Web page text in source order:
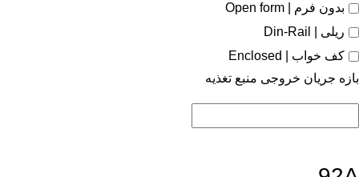
بدون فرم | Open form
ریلی | Din-Rail
کف خواب | Enclosed
بازه جریان خروجی منبع تغذیه